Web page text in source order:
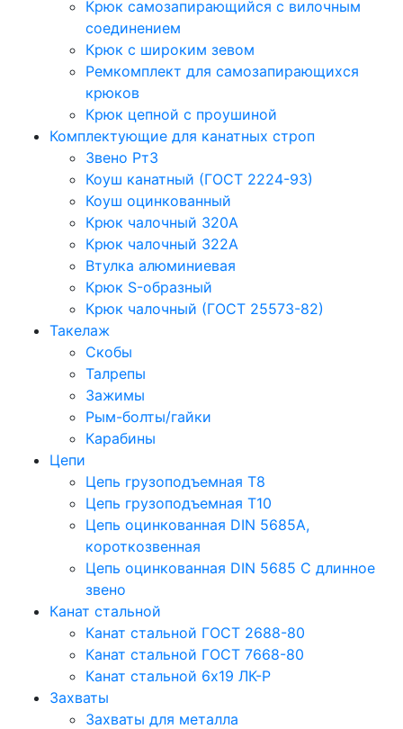
Крюк самозапирающийся с вилочным
соединением
Крюк с широким зевом
Ремкомплект для самозапирающихся
крюков
Крюк цепной с проушиной
Комплектующие для канатных строп
Звено Рт3
Коуш канатный (ГОСТ 2224-93)
Коуш оцинкованный
Крюк чалочный 320А
Крюк чалочный 322А
Втулка алюминиевая
Крюк S-образный
Крюк чалочный (ГОСТ 25573-82)
Такелаж
Скобы
Талрепы
Зажимы
Рым-болты/гайки
Карабины
Цепи
Цепь грузоподъемная Т8
Цепь грузоподъемная Т10
Цепь оцинкованная DIN 5685A,
короткозвенная
Цепь оцинкованная DIN 5685 С длинное
звено
Канат стальной
Канат стальной ГОСТ 2688-80
Канат стальной ГОСТ 7668-80
Канат стальной 6x19 ЛК-Р
Захваты
Захваты для металла